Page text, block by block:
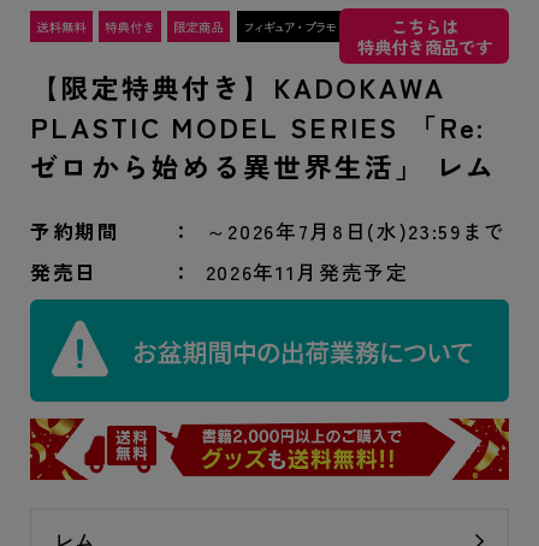
こちらは
特典付き商品です
【限定特典付き】KADOKAWA
PLASTIC MODEL SERIES 「Re:
ゼロから始める異世界生活」 レム
予約期間
～2026年7月8日(水)23:59まで
発売日
2026年11月発売予定
レム